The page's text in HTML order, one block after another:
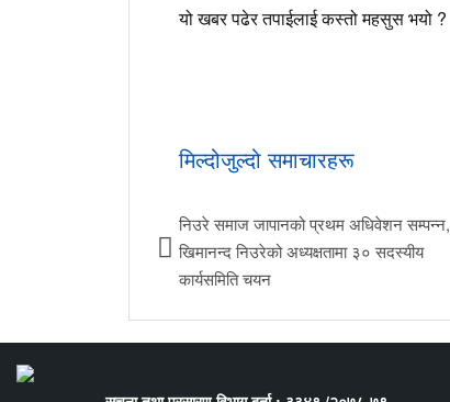
यो खबर पढेर तपाईलाई कस्तो महसुस भयो ?
मिल्दोजुल्दो समाचारहरू
निउरे समाज जापानको प्रथम अधिवेशन सम्पन्न,
खिमानन्द निउरेको अध्यक्षतामा ३० सदस्यीय
कार्यसमिति चयन